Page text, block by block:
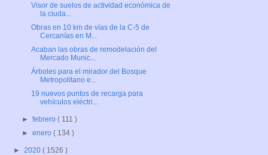
Visor de suelos de actividad económica de
la ciuda...
Obras en 10 km de vías de la C-5 de
Cercanías en M...
Acaban las obras de remodelación del
Mercado Munic...
Árboles para el mirador del Bosque
Metropolitano e...
19 nuevos puntos de recarga para
vehículos eléctri...
►febrero( 111 )
►enero( 134 )
► 2020 ( 1526 )